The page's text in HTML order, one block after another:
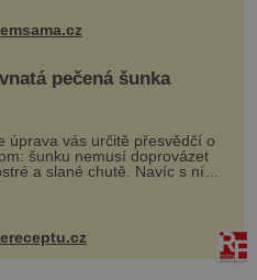
které rozhodně st...
pečená šunka
úprava vás určitě přesvědčí o
šunku nemusí doprovázet
a slané chutě. Navíc s ní
poměrně hodně hladových
Ingredience sádlo 3 kg šunky
3 stroužky česneku hl...